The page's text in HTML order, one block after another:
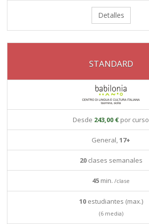
Detalles
STANDARD
Desde 243,00 € por curso
General,17+
20clases semanales
45 min. /clase
10estudiantes (max.)
(6 media)